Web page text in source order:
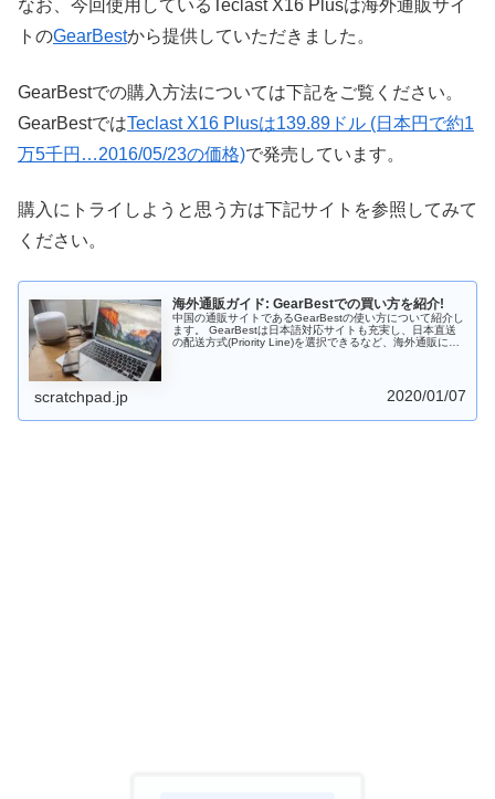
なお、今回使用しているTeclast X16 Plusは海外通販サイ
トのGearBestから提供していただきました。
GearBestでの購入方法については下記をご覧ください。
GearBestではTeclast X16 Plusは139.89ドル (日本円で約1
万5千円…2016/05/23の価格)で発売しています。
購入にトライしようと思う方は下記サイトを参照してみて
ください。
海外通販ガイド: GearBestでの買い方を紹介!
中国の通販サイトであるGearBestの使い方について紹介し
ます。 GearBestは日本語対応サイトも充実し、日本直送
の配送方式(Priority Line)を選択できるなど、海外通販に慣
scratchpad.jp 2020/01/07